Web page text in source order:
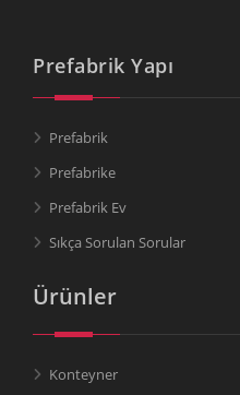
Prefabrik Yapı
Prefabrik
Prefabrike
Prefabrik Ev
Sıkça Sorulan Sorular
Ürünler
Konteyner